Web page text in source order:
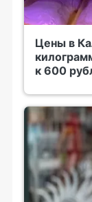
Цены в
к 600